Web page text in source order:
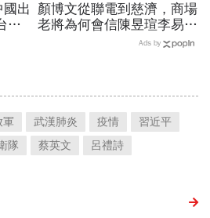
出
灣
顏博文從聯電到慈濟，商場
老將為何會信陳昱瑄李易
儒、豪給10億？慈濟發
Ads by
軍 武漢肺炎 疫情
習近平
隊 蔡英文 呂禮詩